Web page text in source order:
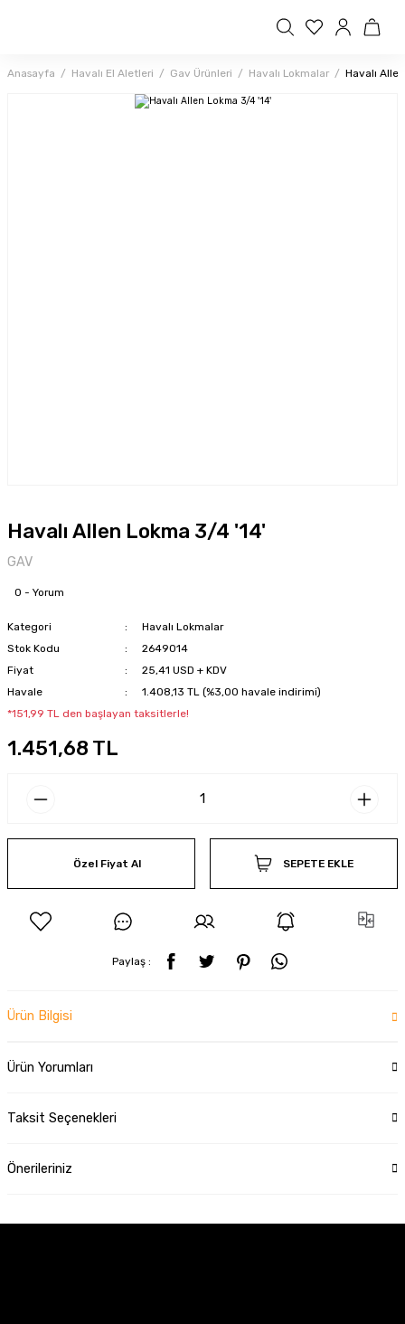
Anasayfa Havalı El Aletleri Gav Ürünleri Havalı Lokmalar Havalı
Havalı Allen Lokma 3/4 '14'
GAV
0 - Yorum
Kategori
Havalı Lokmalar
Stok Kodu
2649014
Fiyat
25,41 USD + KDV
Havale
1.408,13 TL (%3,00 havale indirimi)
*151,99 TL den başlayan taksitlerle!
1.451,68 TL
Özel Fiyat Al SEPETE EKLE
Paylaş :
Ürün Bilgisi
Ürün Yorumları
Taksit Seçenekleri
Önerileriniz